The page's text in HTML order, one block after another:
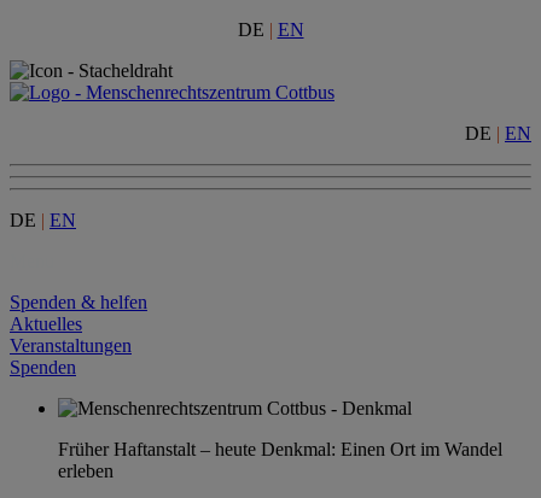
DE | EN
DE | EN
DE | EN
Spenden & helfen
Aktuelles
Veranstaltungen
Spenden
Früher Haftanstalt – heute Denkmal: Einen Ort im Wandel
erleben